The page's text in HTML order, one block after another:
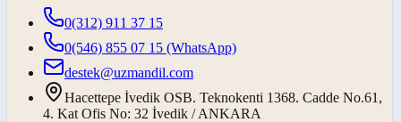
0(312) 911 37 15
0(546) 855 07 15 (WhatsApp)
destek@uzmandil.com
Hacettepe İvedik OSB. Teknokenti 1368. Cadde No.61,
4. Kat Ofis No: 32 İvedik / ANKARA